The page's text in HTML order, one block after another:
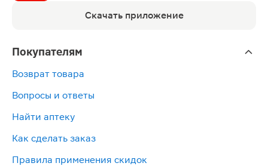
Скачать приложение
Покупателям
Возврат товара
Вопросы и ответы
Найти аптеку
Как сделать заказ
Правила применения скидок